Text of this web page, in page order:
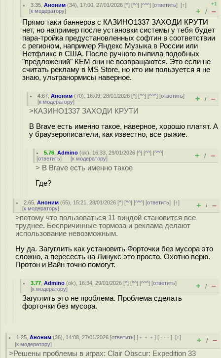
3.35 ,Аноним (34), 17:00, 27/01/2026 [^] [^^] [^^^] [ответить][↑]
[к модератору]
+1
+ / –
Прямо таки баннеров с КАЗИНО1337 ЗАХОДИ КРУТИ
нет, но например после установки системы у тебя будет
пара-тройка предустановленных софтин в соответствии
с регионом, например Яндекс Музыка в России или
Нетфликс в США. После ручного выпила подобных
"предложений" КЕМ они не возвращаются. Это если не
считать рекламу в MS Store, но кто им пользуется я не
знаю, ультранормисы наверное.
4.67 ,Аноним (70), 16:09, 28/01/2026 [^] [^^] [^^^] [ответить]
[к модератору] + / –
>КАЗИНО1337 ЗАХОДИ КРУТИ
В Brave есть именно такое, наверное, хорошо платят. А
у браузерописатели, как известно, все рыжие.
5.76 ,Admino (ok), 16:33, 29/01/2026 [^] [^^] [^^^]
[ответить] [к модератору] + / –
> В Brave есть именно такое
Где?
2.65 ,Аноним (65), 15:21, 28/01/2026 [^] [^^] [^^^] [ответить][↑]
[к модератору] + / –
>потому что пользоваться 11 виндой становится все
труднее. Беспричинные тормоза и реклама делают
использование невозможным.
Ну да. Загуглить как установить Форточки без мусора это
сложно, а пересесть на Линукс это просто. Охотно верю.
Протон и Вайн точно помогут.
3.77 ,Admino (ok), 16:34, 29/01/2026 [^] [^^] [^^^] [ответить]
[к модератору] + / –
Загуглить это не проблема. Проблема сделать
форточки без мусора.
1.25 ,Аноним (36), 14:08, 27/01/2026 [ответить] [ ﹢﹢﹢] [ · · ·][↑]
[к модератору] + / –
>Решены проблемы в играх: Clair Obscur: Expedition 33